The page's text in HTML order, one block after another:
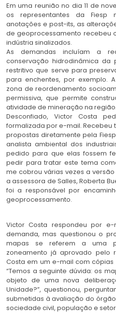
Em uma reunião no dia 11 de
os representantes da Fiesp
anotações e post-its, as
de geoprocessamento recebeu
indústria sinalizados.
As demandas incluíam a
conservação hidrodinâmica da
restritivo que serve para
para enchentes, por exemplo.
zona de reordenamento
permissiva, que permite
atividade de mineração na região.
Desconfiado, Victor Costa
formalizada por e-mail. Recebeu
propostas diretamente pela
analista ambiental dos
pedido para que elas fossem
pedir para tratar este tema
me cobrou várias vezes a
a assessora de Salles, Roberta
foi a responsável por
geoprocessamento.
Victor Costa respondeu por
demanda, mas questionou o
mapas se referem a uma
zoneamento já aprovado pelo
Costa em um e-mail com cópias
“Temos a seguinte dúvida: os
objeto de uma nova
Unidade?”, questionou,
submetidas à avaliação do
sociedade civil, população e